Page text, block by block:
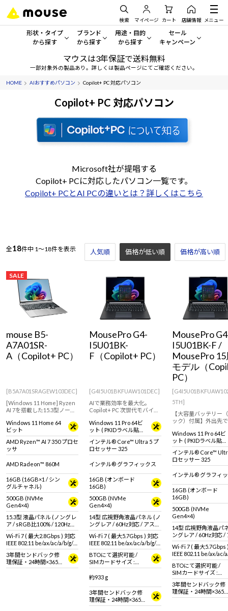
検索 マイページ カート 店舗情報 メニュー
形状・タイプ
から探す
形状・タイプから探す をすべてみる
デスクトップPC
タブレット
ワークステーション
ブランド
から探す
mouse
G TUNE
DAIV
iiyama
用途・目的
から探す
一般向けパソコン
ゲーミングPC・ゲーム向けパソコン
クリエイティブ向け
ビジネス向けパソコン
スペック/パーツ別
セール
キャンペーン
セール・キャンペー
アウトレットパソコン
すべて新品の旧モデル製品
Windows 11
マウスは3年保証で送料無料
一部対象外の製品あり。詳しくは製品ページにてご確認ください。
HOME AIおすすめパソコン Copilot+ PC 対応パソコン
Copilot+ PC 対応パソコン
Microsoft社が提唱する
Copilot+ PCに対応したパソコン一覧です。
Copilot+ PCとAI PCの違いとは？詳しくはこちら
全18件中 1～18件を表示 人気順 価格が低い順 価格が高い順
SALE
mouse B5-
A7A01SR-
A（Copilot+ PC）
[B5A7A01SRAGEW103DEC]
[Windows 11 Home] Ryzen
AI 7を搭載した15.3型ノート
リエイティブにもおすすめ
なモデル！
Windows 11 Home 64
ビット
AMD Ryzen™ AI 7 350 プロセ
ッサ
AMD Radeon™ 860M
16GB (16GB×1 / シン
グルチャネル)
500GB (NVMe
Gen4×4)
15.3型 液晶パネル (ノングレ
ア / sRGB比100% / 120Hz対
応)
Wi-Fi 7 ( 最大2.8Gbps ) 対応
IEEE 802.11 be/ax/ac/a/b/g/n
準拠 ＋ Bluetooth 5内蔵
3年間センドバック修
理保証・24時間×365
日電話サポート
MousePro G4-
I5U01BK-
F（Copilot+ PC）
[G4I5U01BKFUAW101DEC]
AIで業務効率を最大化。
Copilot+ PC 次世代モバイル
Windows 11 Pro 64ビ
ット ( PKIDラベル貼付
対応 )
インテル® Core™ Ultra 5 プ
ロセッサー 325
インテル® グラフィックス
16GB (オンボード
16GB)
500GB (NVMe
Gen4×4)
14型 広視野角液晶パネル (ノ
ングレア / 60Hz対応 / アスペ
クト比16:10)
Wi-Fi 7 ( 最大5.7Gbps ) 対応
IEEE 802.11 be/ax/ac/a/b/g/n
準拠 ＋ Bluetooth 6内蔵
BTOにて選択可能 /
SIMカードサイズ :
nano SIM + eSIMカー
ド
約933 g
3年間センドバック修
理保証・24時間×365
日電話サポート
MousePro
I5U01BK-F /
MousePro
モデル（
PC）
5TH]
【大容量バッテリー
ック）付属】外出先
気にしない。
Windows 11 Pro 64ビ
ット ( PKIDラベル貼付
対応 )
インテル® Core™
ロセッサー 325
インテル® グラフィ
16GB (オンボード
16GB)
500GB (NVMe
Gen4×4)
14型 広視野角液晶パ
ングレア / 60Hz対応 /
クト比16:10)
Wi-Fi 7 ( 最大5.7Gbps
IEEE 802.11 be/ax/ac/
準拠 ＋ Bluetooth 6内
BTOにて選択可能 /
SIMカードサイズ :
nano SIM + eSIMカー
ド
3年間センドバック修
理保証・24時間×365
日電話サポート